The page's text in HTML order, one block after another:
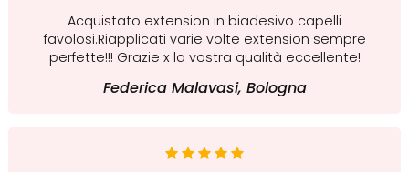
Acquistato extension in biadesivo capelli
favolosi.Riapplicati varie volte extension sempre
perfette!!! Grazie x la vostra qualità eccellente!
Federica Malavasi, Bologna